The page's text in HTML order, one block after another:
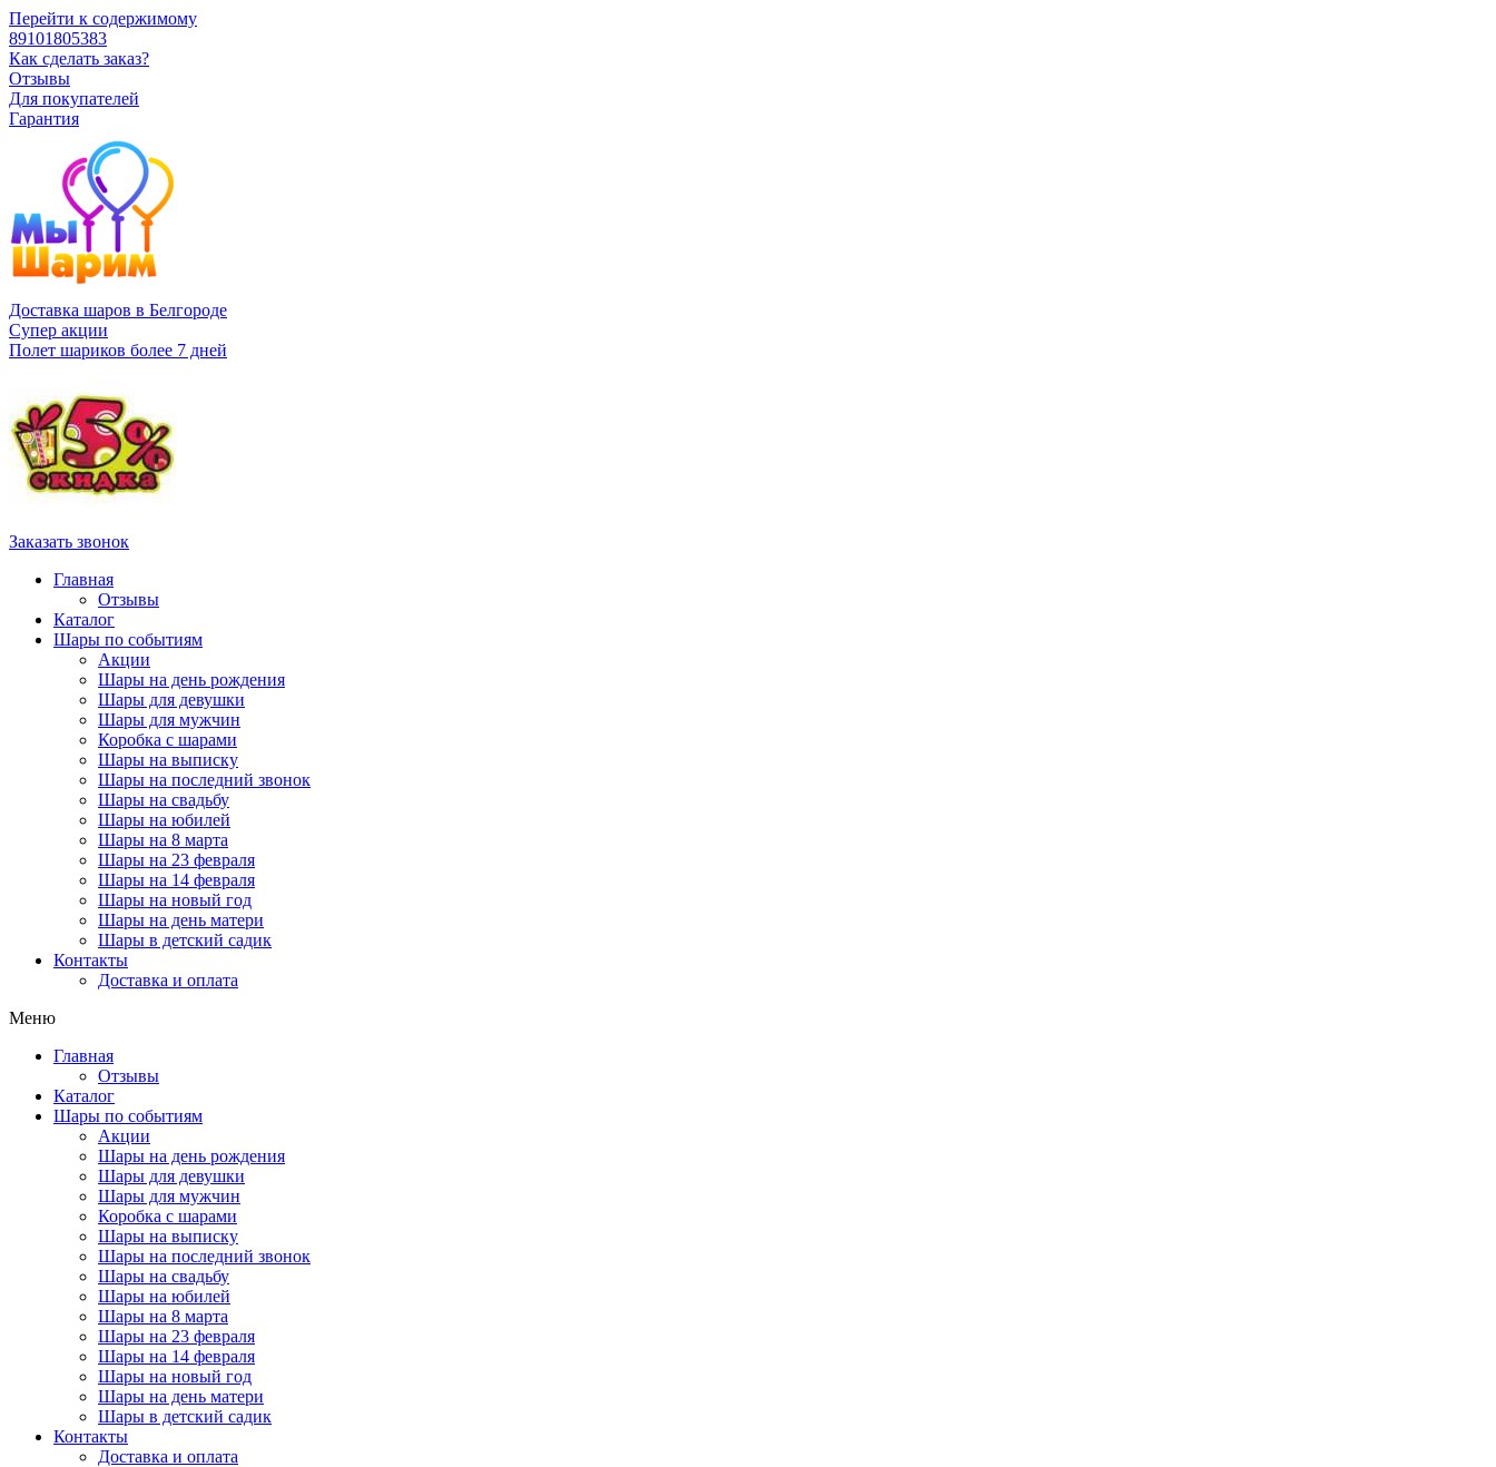
Перейти к содержимому
89101805383
Как сделать заказ?
Отзывы
Для покупателей
Гарантия
Доставка шаров в Белгороде
Супер акции
Полет шариков более 7 дней
Заказать звонок
Главная
Отзывы
Каталог
Шары по событиям
Акции
Шары на день рождения
Шары для девушки
Шары для мужчин
Коробка с шарами
Шары на выписку
Шары на последний звонок
Шары на свадьбу
Шары на юбилей
Шары на 8 марта
Шары на 23 февраля
Шары на 14 февраля
Шары на новый год
Шары на день матери
Шары в детский садик
Контакты
Доставка и оплата
Меню
Главная
Отзывы
Каталог
Шары по событиям
Акции
Шары на день рождения
Шары для девушки
Шары для мужчин
Коробка с шарами
Шары на выписку
Шары на последний звонок
Шары на свадьбу
Шары на юбилей
Шары на 8 марта
Шары на 23 февраля
Шары на 14 февраля
Шары на новый год
Шары на день матери
Шары в детский садик
Контакты
Доставка и оплата